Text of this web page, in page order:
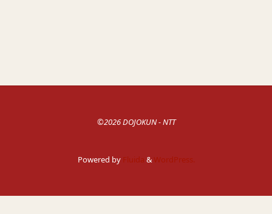
©2026 DOJOKUN - NTT
Powered byFluida & WordPress.